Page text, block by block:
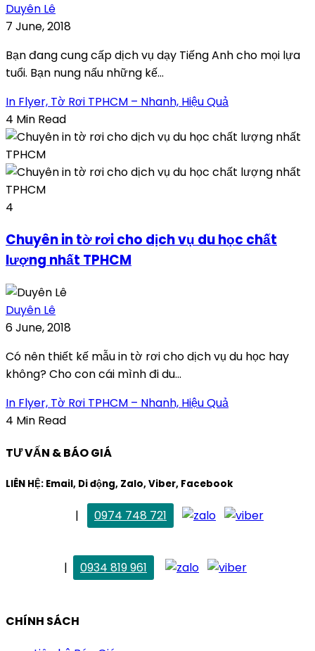
Duyên Lê
7 June, 2018
Bạn đang cung cấp dịch vụ dạy Tiếng Anh cho mọi lựa
tuổi. Bạn nung nấu những kế...
In Flyer, Tờ Rơi TPHCM – Nhanh, Hiệu Quả
4 Min Read
4
Chuyên in tờ rơi cho dịch vụ du học chất
lượng nhất TPHCM
Duyên Lê
6 June, 2018
Có nên thiết kế mẫu in tờ rơi cho dịch vụ du học hay
không? Cho con cái mình đi du...
In Flyer, Tờ Rơi TPHCM – Nhanh, Hiệu Quả
4 Min Read
TƯ VẤN & BÁO GIÁ
LIÊN HỆ: Email, Di động, Zalo, Viber, Facebook
|
0974 748 721
|
0934 819 961
CHÍNH SÁCH